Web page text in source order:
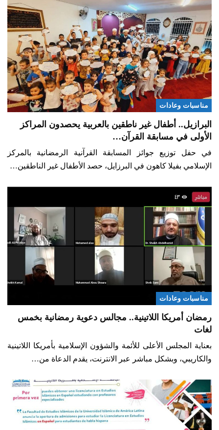
مناسبات وعادات
البرازيل.. أطفال غير ناطقين بالعربية يحصدون المراكز
الأولى في مسابقة القرآن…
في حفل توزيع جوائز المسابقة القرآنية الرمضانية بالمركز
الإسلامي بفيلا كاهون في البرزايل، حصد الأطفال غير الناطقين…
مناسبات وعادات
رمضان أمريكا اللاتينية.. مجالس دعوية رمضانية بخمس
لغات
بعناية المجلس الأعلى للأئمة والشؤون الإسلامية بأمريكا اللاتينية
والكاريبي، وبشكل مباشر عبر الانترنت، يقدم الدعاة من…